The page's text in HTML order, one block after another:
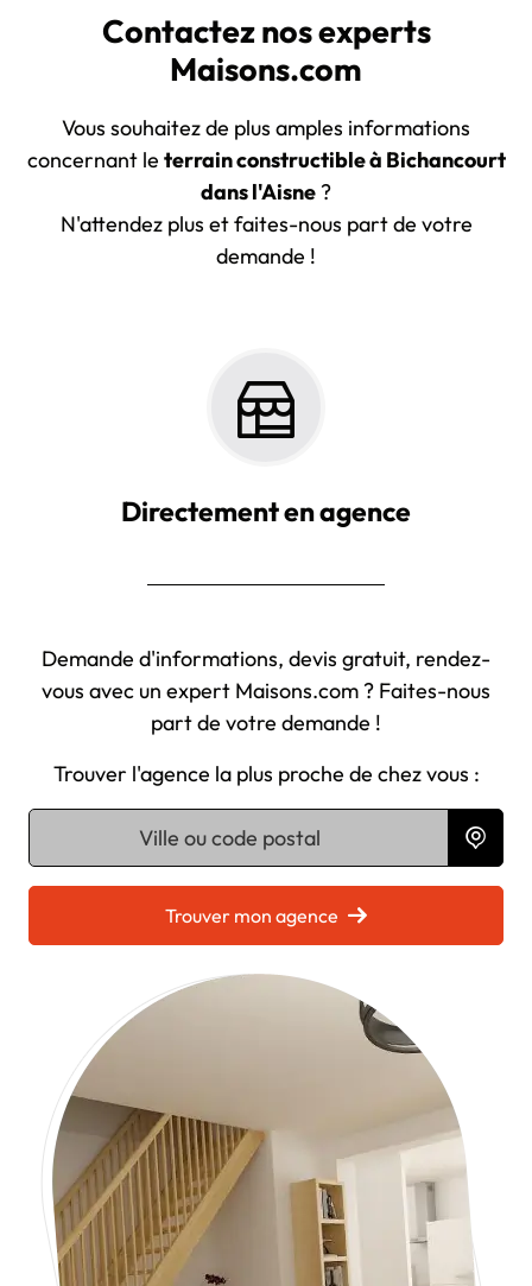
Contactez nos experts
Maisons.com
Vous souhaitez de plus amples informations
concernant le terrain constructible à Bichancourt
dans l'Aisne ?
N'attendez plus et faites-nous part de votre
demande !
Directement en agence
Demande d'informations, devis gratuit, rendez-
vous avec un expert Maisons.com ? Faites-nous
part de votre demande !
Trouver l'agence la plus proche de chez vous :
Chargement...
Trouver mon agence